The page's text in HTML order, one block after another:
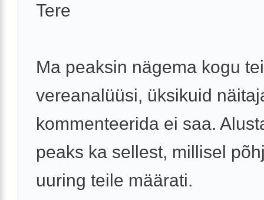
Tere
Ma peaksin nägema kogu
vereanalüüsi, üksikuid
kommenteerida ei saa.
peaks ka sellest, millisel
uuring teile määrati.